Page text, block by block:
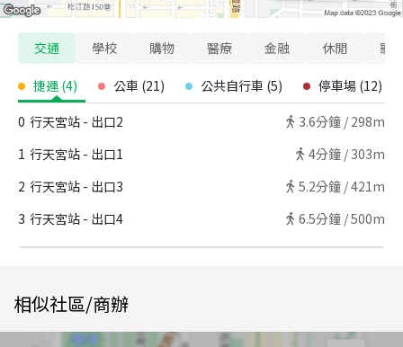
交通 學校 購物 醫療 金融 休閒 寵
捷運 (4) 公車 (21) 公共自行車 (5) 停車場 (12)
0 行天宮站 - 出口2 3.6分鐘 / 298m
1 行天宮站 - 出口1 4分鐘 / 303m
2 行天宮站 - 出口3 5.2分鐘 /421m
3 行天宮站 - 出口4 6.5分鐘 /500m
相似社區/商辦